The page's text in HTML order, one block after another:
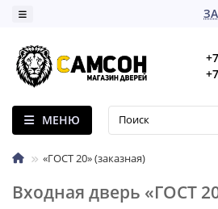
МЕНЮ
«ГОСТ 20» (заказная)
Входная дверь «ГОСТ